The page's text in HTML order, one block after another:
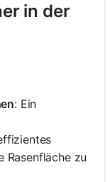
in der
: Ein
Rasenfläche zu